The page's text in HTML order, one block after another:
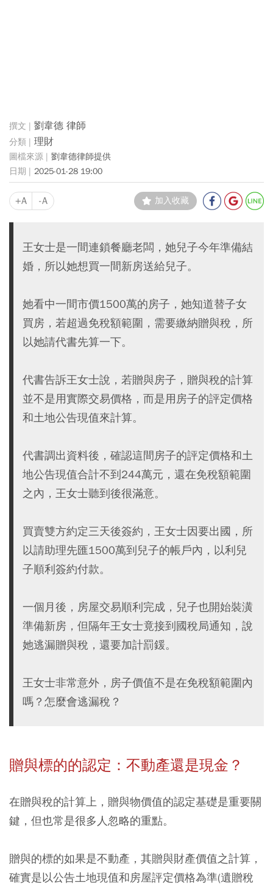
劉韋德 律師
理財
劉韋德律師提供
2025-01-28 19:00
+A -A 加入收藏
王女士是一間連鎖餐廳老闆，她兒子今年準備結
婚，所以她想買一間新房送給兒子。
她看中一間市價1500萬的房子，她知道替子女
買房，若超過免稅額範圍，需要繳納贈與稅，所
以她請代書先算一下。
代書告訴王女士說，若贈與房子，贈與稅的計算
並不是用實際交易價格，而是用房子的評定價格
和土地公告現值來計算。
代書調出資料後，確認這間房子的評定價格和土
地公告現值合計不到244萬元，還在免稅額範圍
之內，王女士聽到後很滿意。
買賣雙方約定三天後簽約，王女士因要出國，所
以請助理先匯1500萬到兒子的帳戶內，以利兒
子順利簽約付款。
一個月後，房屋交易順利完成，兒子也開始裝潢
準備新房，但隔年王女士竟接到國稅局通知，說
她逃漏贈與稅，還要加計罰鍰。
王女士非常意外，房子價值不是在免稅額範圍內
嗎？怎麼會逃漏稅？
贈與標的的認定：不動產還是現金？
在贈與稅的計算上，贈與物價值的認定基礎是重要關
鍵，但也常是很多人忽略的重點。
贈與的標的如果是不動產，其贈與財產價值之計算，
確實是以公告土地現值和房屋評定價格為準(遺贈稅